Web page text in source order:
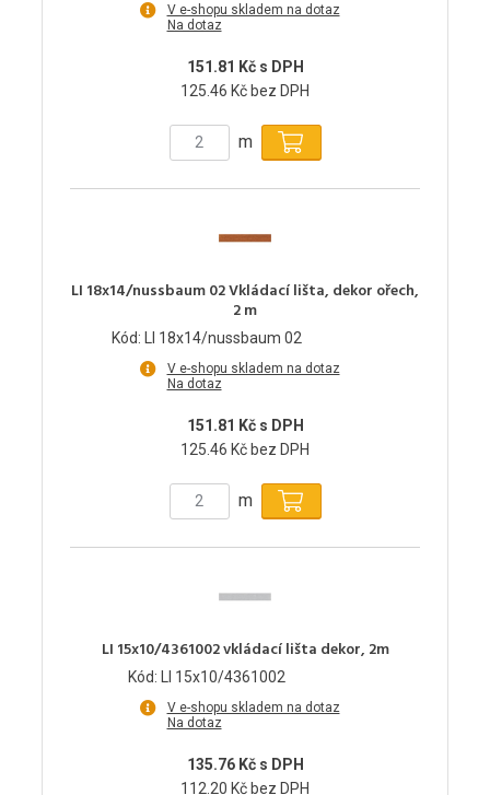
V e-shopu skladem na dotaz
Na dotaz
151.81 Kč s DPH
125.46 Kč bez DPH
m
LI 18x14/nussbaum 02 Vkládací lišta, dekor ořech,
2 m
Kód: LI 18x14/nussbaum 02
V e-shopu skladem na dotaz
Na dotaz
151.81 Kč s DPH
125.46 Kč bez DPH
m
LI 15x10/4361002 vkládací lišta dekor, 2m
Kód: LI 15x10/4361002
V e-shopu skladem na dotaz
Na dotaz
135.76 Kč s DPH
112.20 Kč bez DPH